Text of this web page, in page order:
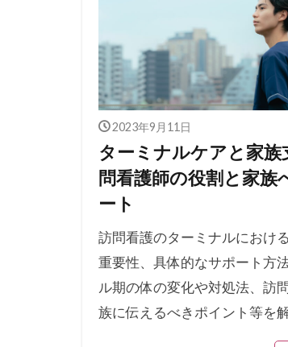
2023年9月11日
ターミナルケアと家族
問看護師の役割と家族
ート
訪問看護のターミナルにおけ
重要性、具体的なサポート方
ル期の体の変化や対処法、訪
族に伝えるべきポイント等を